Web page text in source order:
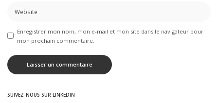
Enregistrer mon nom, mon e-mail et mon site dans le navigateur pour
mon prochain commentaire.
SUIVEZ-NOUS SUR LINKEDIN